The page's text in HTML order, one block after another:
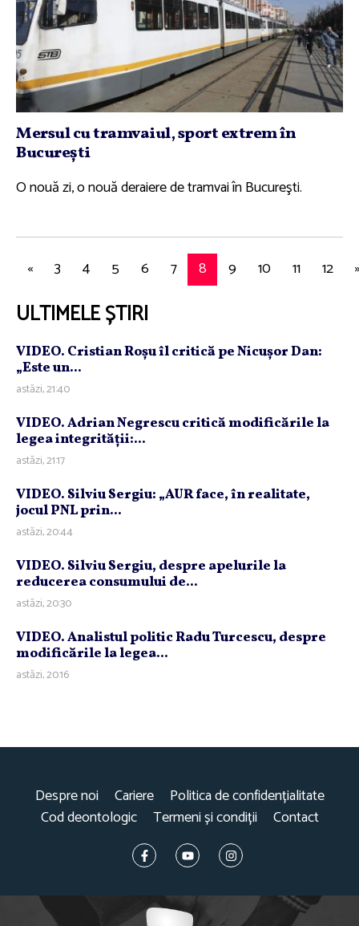
Mersul cu tramvaiul, sport extrem în
Bucureşti
O nouă zi, o nouă deraiere de tramvai în Bucureşti.
« 3 4 5 6 7 8 9 10 11 12
ULTIMELE ȘTIRI
VIDEO. Cristian Roşu îl critică pe Nicuşor Dan:
„Este un...
astăzi, 21:40
VIDEO. Adrian Negrescu critică modificările la
legea integrităţii:...
astăzi, 21:17
VIDEO. Silviu Sergiu: „AUR face, în realitate,
jocul PNL prin...
astăzi, 20:44
VIDEO. Silviu Sergiu, despre apelurile la
reducerea consumului de...
astăzi, 20:30
VIDEO. Analistul politic Radu Turcescu, despre
modificările la legea...
astăzi, 20:16
Despre noi Cariere
Politica de confidențialitate
Cod deontologic
Termeni și condiții Contact